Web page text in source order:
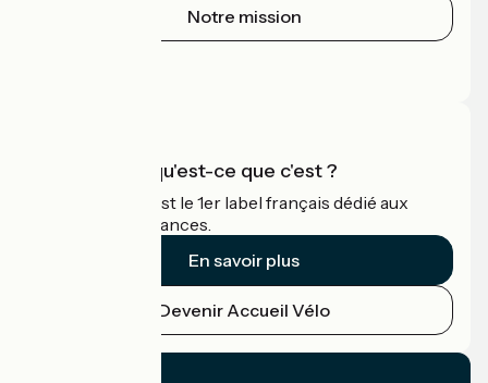
Notre mission
Accueil Vélo qu'est-ce que c'est ?
Accueil Vélo c'est le 1er label français dédié aux
cyclistes en vacances.
En savoir plus
Devenir Accueil Vélo